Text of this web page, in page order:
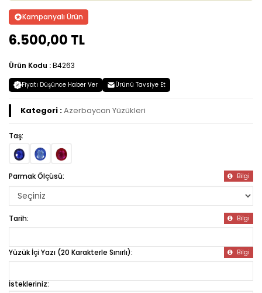
Kampanyalı Ürün
6.500,00 TL
Ürün Kodu :B4263
Fiyatı Düşünce Haber Ver Ürünü Tavsiye Et
Kategori :Azerbaycan Yüzükleri
Taş:
Parmak Ölçüsü: Bilgi
Tarih: Bilgi
Yüzük İçi Yazı (20 Karakterle Sınırlı): Bilgi
İstekleriniz: